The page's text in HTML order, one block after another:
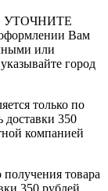
УТОЧНИТЕ
Вам
или
город
только по
доставки 350
компанией
получения товара